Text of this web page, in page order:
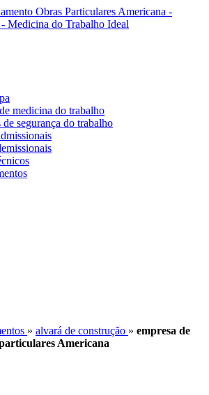
medicina do trabalho
de segurança do trabalho
» alvará de construção » empresa de
Americana